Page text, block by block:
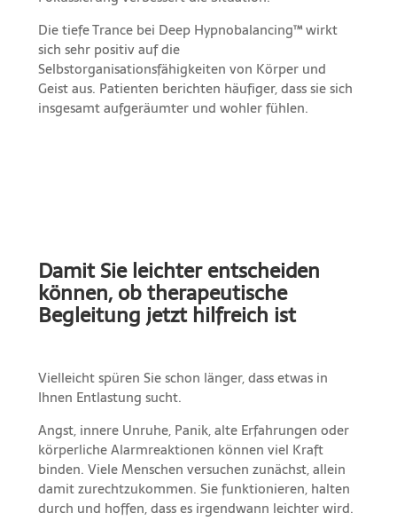
Die tiefe Trance bei Deep Hypnobalancing™ wirkt
sich sehr positiv auf die
Selbstorganisationsfähigkeiten von Körper und
Geist aus. Patienten berichten häufiger, dass sie sich
insgesamt aufgeräumter und wohler fühlen.
Damit Sie leichter entscheiden
können, ob therapeutische
Begleitung jetzt hilfreich ist
Vielleicht spüren Sie schon länger, dass etwas in
Ihnen Entlastung sucht.
Angst, innere Unruhe, Panik, alte Erfahrungen oder
körperliche Alarmreaktionen können viel Kraft
binden. Viele Menschen versuchen zunächst, allein
damit zurechtzukommen. Sie funktionieren, halten
durch und hoffen, dass es irgendwann leichter wird.